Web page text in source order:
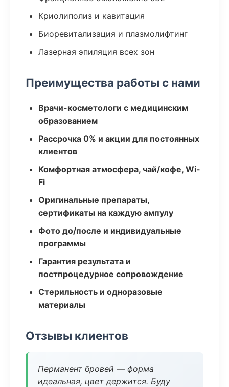
Криолиполиз и кавитация
Биоревитализация и плазмолифтинг
Лазерная эпиляция всех зон
Преимущества работы с нами
Врачи-косметологи с медицинским
образованием
Рассрочка 0% и акции для постоянных
клиентов
Комфортная атмосфера, чай/кофе, Wi-
Fi
Оригинальные препараты,
сертификаты на каждую ампулу
Фото до/после и индивидуальные
программы
Гарантия результата и
постпроцедурное сопровождение
Стерильность и одноразовые
материалы
Отзывы клиентов
Перманент бровей — форма
идеальная, цвет держится. Буду